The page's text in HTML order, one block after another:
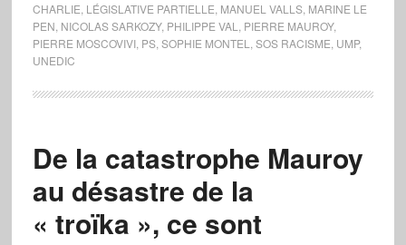
CHARLIE LÉGISLATIVE PARTIELLE MANUEL VALLS, MARINE LE
PEN NICOLAS SARKOZY, PHILIPPE VAL PIERRE MAUROY,
PIERRE MOSCOVIVI, PS, SOPHIE MONTEL SOS RACISME UMP,
UNEDIC
De la catastrophe Mauroy
au désastre de la
« troïka », ce sont